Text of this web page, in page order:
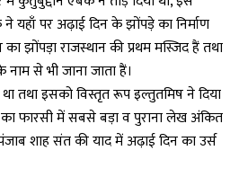
यहाँ पर अढ़ाई दिन के झोंपड़े का निर्माण
झोंपड़ा राजस्थान की प्रथम मस्जिद हैं तथा
नाम से भी जाना जाता हैं।
तथा इसको विस्तृत रूप इल्तुतमिष ने दिया
का फारसी में सबसे बड़ा व पुराना लेख अंकित
शाह संत की याद में अढ़ाई दिन का उर्स